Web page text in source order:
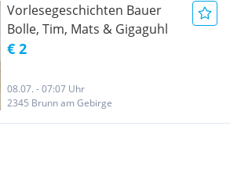
Vorlesegeschichten Bauer
Bolle, Tim, Mats & Gigaguhl
€ 2
08.07. - 07:07 Uhr
2345 Brunn am Gebirge